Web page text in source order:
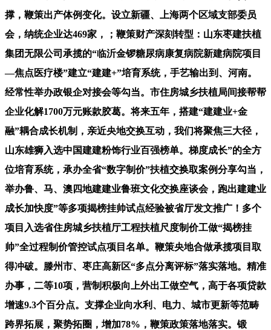
撑，鞭策出产体例变化。设立新疆、上海两个区域支部委员
会，纳统企业达469家，；鞭策财产深刻转型：山东枣建扶植
集团无限公司承揽的“临沂金锣糖尿病康复病院新建病院项目
—焦点医疗楼”建立“建建+”培育系统，手艺输出到、河南。
经常性举办政银企对接会等勾当。市住房城乡扶植局间接帮帮
企业化解1700万元账款胶葛。将来五年，搭建“建建业+金
融”耦合成长机制，亲近央地交换互动，我们将聚焦三大径，
山东雄狮入选中国建建粉饰行业百强榜单。梯度成长”的全方
位培育系统，承办全省“数字制价”扶植交换取案例分享勾当，
举办鲁、马、澳四地建建业鲁班文化交换座谈会，跑出建建业
成长加快度”等多项揭榜挂帅试点经验被省厅发文推广！多个
项目入选省住房城乡扶植厅工程扶植尺度制价工做“揭榜挂
帅”全过程制价管控试点项目名单。鞭策央地合做承揽项目取
得冲破。滕州市、枣庄高新区“多点分离评标”落实落地。精准
办事，二等10项，营制积极向上外出工做空气，高于各项贷款
增速9.3个百分点。支撑企业向水利、电力、城市更新等范畴
跨界拓展，聚势拓圈，增加78%，鞭策政策落地落实。锻